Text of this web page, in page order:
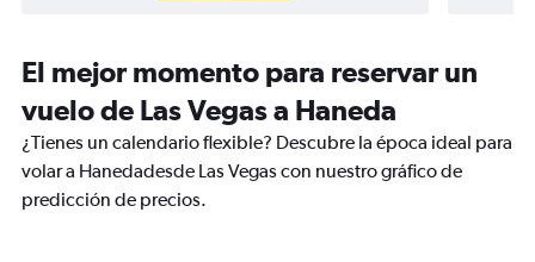
El mejor momento para reservar un
vuelo de Las Vegas a Haneda
¿Tienes un calendario flexible? Descubre la época ideal para
volar a Hanedadesde Las Vegas con nuestro gráfico de
predicción de precios.